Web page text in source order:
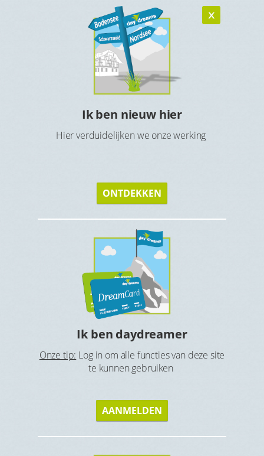
Ik ben nieuw hier
Hier verduidelijken we onze werking
ONTDEKKEN
Ik ben daydreamer
Onze tip: Log in om alle functies van deze site
te kunnen gebruiken
AANMELDEN